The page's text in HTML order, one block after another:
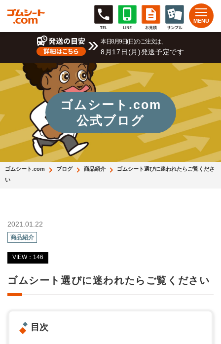
本日8月9日(日)のご注文は、
8月17日(月)発送予定です
ゴムシート.com
公式ブログ
ゴムシート.com ブログ 商品紹介
ゴムシート選びに迷われたらご覧くださ
い
2021.01.22
商品紹介
VIEW：146
ゴムシート選びに迷われたらご覧ください
目次